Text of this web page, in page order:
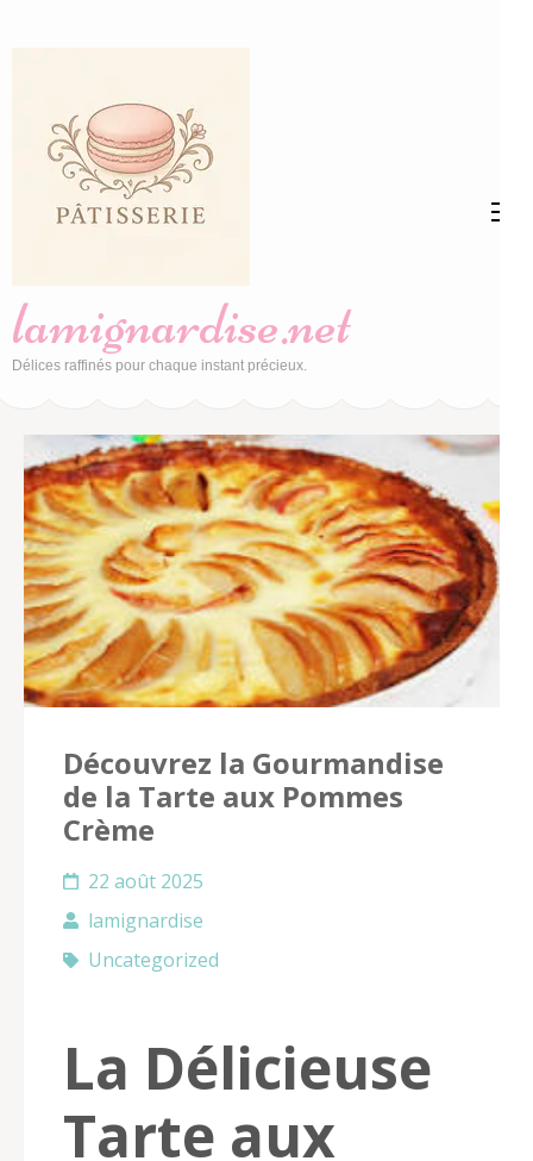
(Pressez
Entrée)
lamignardise.net
Délices raffinés pour chaque instant précieux.
Découvrez la Gourmandise
de la Tarte aux Pommes
Crème
22 août 2025
lamignardise
Uncategorized
La Délicieuse
Tarte aux